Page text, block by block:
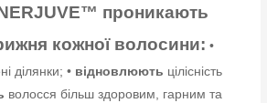
проникають
кожної волосини: •
ділянки; • відновлюють цілісність
волосся більш здоровим, гарним та